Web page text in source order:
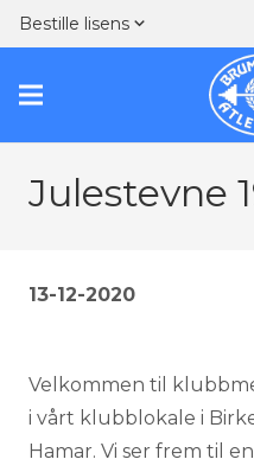
Bestille lisens
Julestevne
13-12-2020
Velkommen til
i vårt klubblokale i
Hamar. Vi ser frem til